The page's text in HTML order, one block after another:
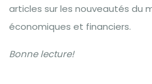
articles sur les nouveautés du
économiques et financiers.
Bonne lecture!